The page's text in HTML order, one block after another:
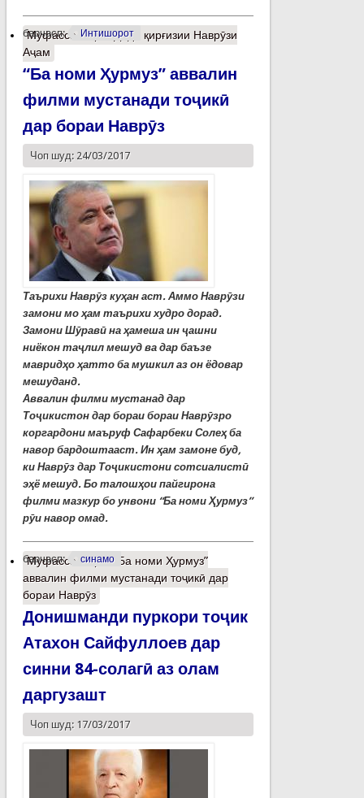
барчасп: Интишорот
Муфассалтаро Диди қирғизии Наврӯзи
Аҷам
“Ба номи Ҳурмуз” аввалин
филми мустанади тоҷикӣ
дар бораи Наврӯз
Чоп шуд: 24/03/2017
Таърихи Наврӯз куҳан аст. Аммо Наврӯзи
замони мо ҳам таърихи худро дорад.
Замони Шӯравӣ на ҳамеша ин ҷашни
ниёкон таҷлил мешуд ва дар баъзе
мавридҳо ҳатто ба мушкил аз он ёдовар
мешуданд.
Аввалин филми мустанад дар
Тоҷикистон дар бораи бораи Наврӯзро
коргардони маъруф Сафарбеки Солеҳ ба
навор бардоштааст. Ин ҳам замоне буд,
ки Наврӯз дар Тоҷикистони сотсиалистӣ
эҳё мешуд. Бо талошҳои пайгирона
филми мазкур бо унвони “Ба номи Ҳурмуз”
рӯи навор омад.
барчасп: синамо
Муфассалтаро “Ба номи Ҳурмуз”
аввалин филми мустанади тоҷикӣ дар
бораи Наврӯз
Донишманди пуркори тоҷик
Атахон Сайфуллоев дар
синни 84-солагӣ аз олам
даргузашт
Чоп шуд: 17/03/2017